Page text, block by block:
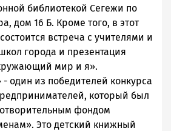
библиотекой Сегежи по
дом 16 Б. Кроме того, в этот
встреча с учителями и
города и презентация
мир и я».
один из победителей конкурса
который был
фондом
Это детский книжный